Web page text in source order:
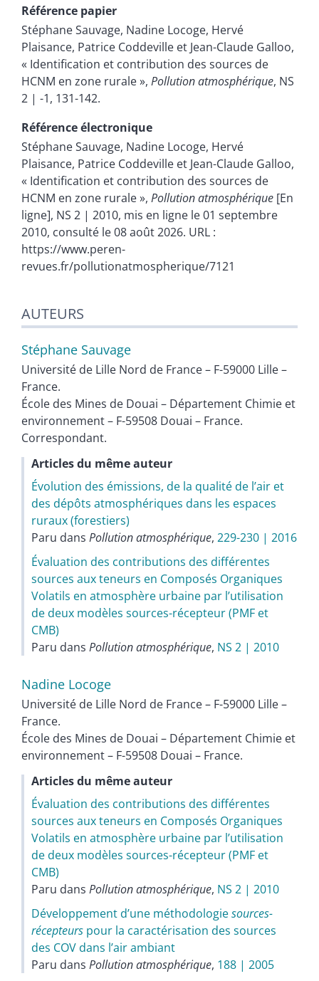
Référence papier
StéphaneSauvage, Nadine Locoge, Hervé
Plaisance, Patrice Coddeville et Jean-Claude Galloo,
« Identification et contribution des sources de
HCNM en zone rurale », Pollution atmosphérique, NS
2 | -1, 131-142.
Référence électronique
StéphaneSauvage, Nadine Locoge, Hervé
Plaisance, Patrice Coddeville et Jean-Claude Galloo,
« Identification et contribution des sources de
HCNM en zone rurale », Pollution atmosphérique [En
ligne], NS 2 | 2010, mis en ligne le 01 septembre
2010, consulté le 08 août 2026. URL :
https://www.peren-
revues.fr/pollutionatmospherique/7121
AUTEURS
Stéphane Sauvage
Université de Lille Nord de France – F-59000 Lille –
France.
École des Mines de Douai – Département Chimie et
environnement – F-59508 Douai – France.
Correspondant.
Articles du même auteur
Évolution des émissions, de la qualité de l’air et
des dépôts atmosphériques dans les espaces
ruraux (forestiers)
Paru dans Pollution atmosphérique, 229-230 | 2016
Évaluation des contributions des différentes
sources aux teneurs en Composés Organiques
Volatils en atmosphère urbaine par l’utilisation
de deux modèles sources-récepteur (PMF et
CMB)
Paru dans Pollution atmosphérique, NS 2 | 2010
Nadine Locoge
Université de Lille Nord de France – F-59000 Lille –
France.
École des Mines de Douai – Département Chimie et
environnement – F-59508 Douai – France.
Articles du même auteur
Évaluation des contributions des différentes
sources aux teneurs en Composés Organiques
Volatils en atmosphère urbaine par l’utilisation
de deux modèles sources-récepteur (PMF et
CMB)
Paru dans Pollution atmosphérique, NS 2 | 2010
Développement d’une méthodologiesources-
récepteurs pour la caractérisation des sources
des COV dans l’air ambiant
Paru dans Pollution atmosphérique, 188 | 2005